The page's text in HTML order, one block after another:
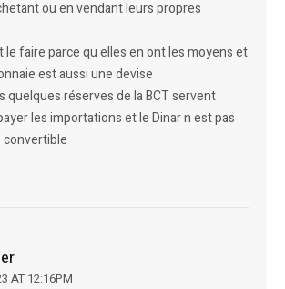
ou en vendant leurs propres
le faire parce qu elles en ont les moyens et
est aussi une devise
quelques réserves de la BCT servent
les importations et le Dinar n est pas
convertible
AT 12:16PM